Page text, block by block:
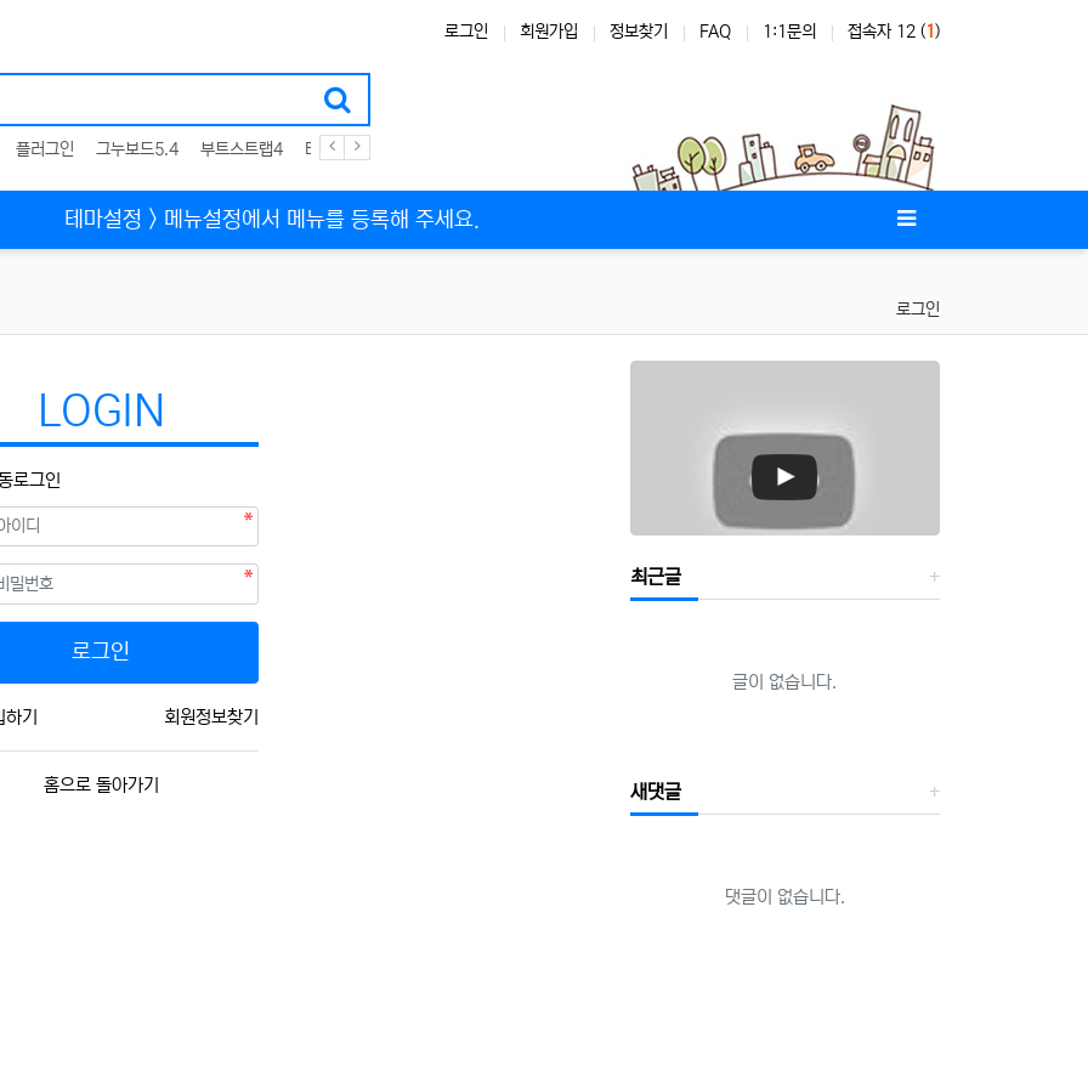
로그인 회원가입 정보찾기 FAQ 1:1문의 접속자 12 (1 )
플러그인 그누보드5.4 부트스트랩4 테마 스킨
테마설정 > 메뉴설정에서 메뉴를 등록해 주세요.
로그인
LOGIN
로그인
수
필수
로그인
기 회원정보찾기
홈으로 돌아가기
최근글
글이 없습니다.
새댓글
댓글이 없습니다.